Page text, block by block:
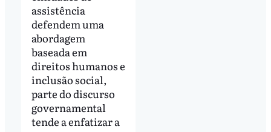
assistência
defendem uma
abordagem
baseada em
direitos humanos e
inclusão social,
parte do discurso
governamental
tende a enfatizar a